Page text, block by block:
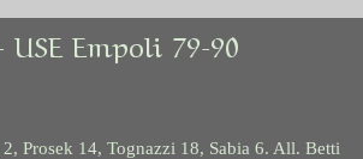
Empoli 79-90
Prosek 14, Tognazzi 18, Sabia 6. All. Betti